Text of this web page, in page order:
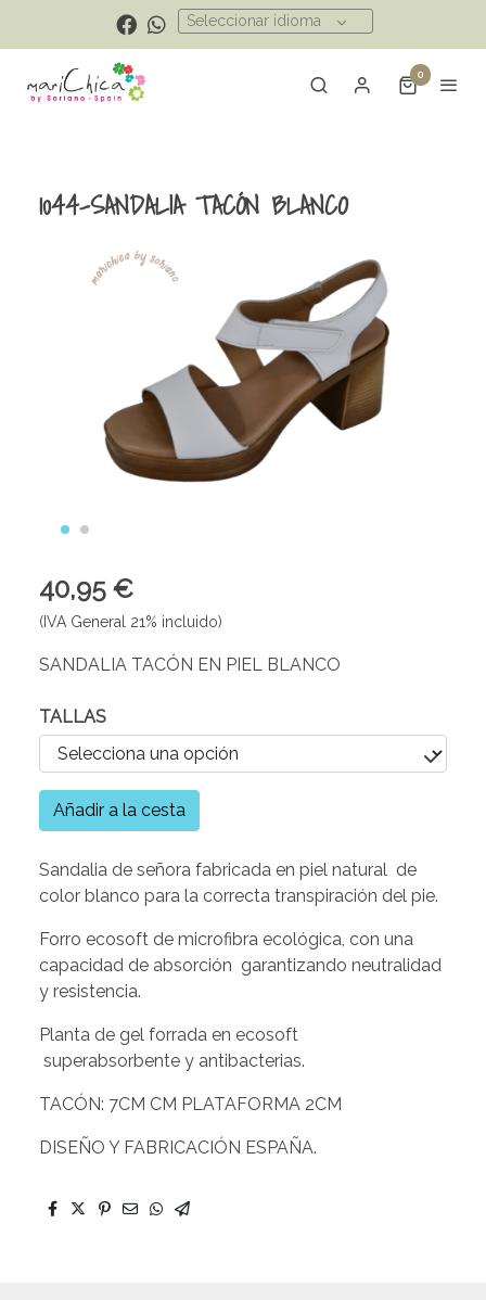
Seleccionar idioma
0
1044-SANDALIA TACÓN BLANCO
40,95 €
(IVA General 21% incluido)
SANDALIA TACÓN EN PIEL BLANCO
TALLAS
Añadir a la cesta
Sandalia de señora fabricada en piel natural de
color blanco para la correcta transpiración del pie.
Forro ecosoft de microfibra ecológica, con una
capacidad de absorción garantizando neutralidad
y resistencia.
Planta de gel forrada en ecosoft
superabsorbente y antibacterias.
TACÓN: 7CM CM PLATAFORMA 2CM
DISEÑO Y FABRICACIÓN ESPAÑA.